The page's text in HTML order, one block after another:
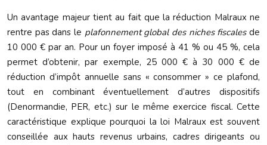
Un avantage majeur tient au fait que la réduction Malraux ne
rentre pas dans le plafonnement global des niches fiscalesde
10 000 € par an. Pour un foyer imposé à 41 % ou 45 %, cela
permet d’obtenir, par exemple, 25 000 € à 30 000 € de
réduction d’impôt annuelle sans « consommer » ce plafond,
tout en combinant éventuellement d’autres dispositifs
(Denormandie, PER, etc.) sur le même exercice fiscal. Cette
caractéristique explique pourquoi la loi Malraux est souvent
conseillée aux hauts revenus urbains, cadres dirigeants ou